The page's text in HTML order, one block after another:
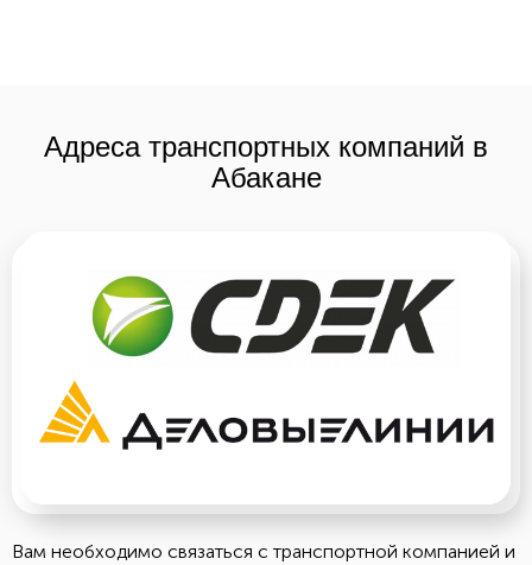
Адреса транспортных компаний в
Абакане
Вам необходимо связаться с транспортной компанией и